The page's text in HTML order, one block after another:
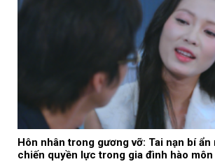
Hôn nhân trong gương vỡ: Tai nạn bí ẩn
chiến quyền lực trong gia đình hào môn